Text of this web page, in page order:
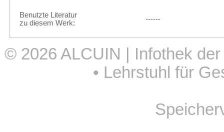
Benutzte Literatur
zu diesem Werk:
------
© 2026 ALCUIN | Infothek
• Lehrstuhl für